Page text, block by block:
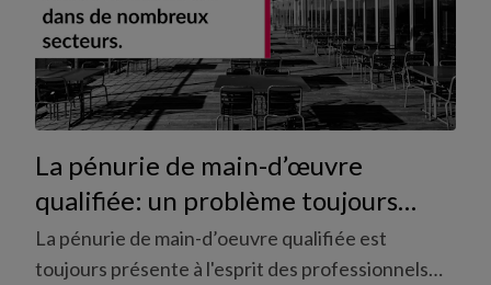
La pénurie de main-d’œuvre
qualifiée: un problème toujours
présent
La pénurie de main-d’oeuvre qualifiée est
toujours présente à l'esprit des professionnels